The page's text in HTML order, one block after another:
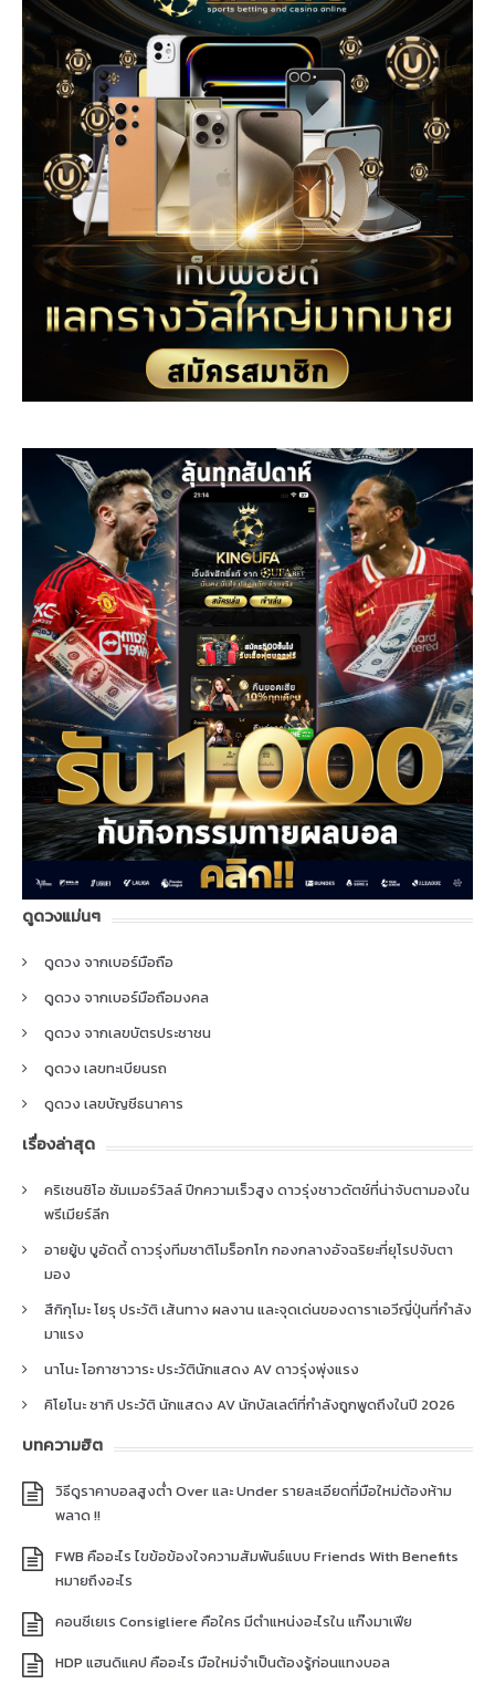
ดูดวงแม่นๆ
ดูดวง จากเบอร์มือถือ
ดูดวง จากเบอร์มือถือมงคล
ดูดวง จากเลขบัตรประชาชน
ดูดวง เลขทะเบียนรถ
ดูดวง เลขบัญชีธนาคาร
เรื่องล่าสุด
คริเซนซิโอ ซัมเมอร์วิลล์ ปีกความเร็วสูง ดาวรุ่งชาวดัตช์ที่น่าจับตามองใน
พรีเมียร์ลีก
อายยู้บ บูอัดดี้ ดาวรุ่งทีมชาติโมร็อกโก กองกลางอัจฉริยะที่ยุโรปจับตา
มอง
สึกิกุโมะ โยรุ ประวัติ เส้นทาง ผลงาน และจุดเด่นของดาราเอวีญี่ปุ่นที่กำลัง
มาแรง
นาโนะ โอกาซาวาระ ประวัตินักแสดง AV ดาวรุ่งพุ่งแรง
คิโยโนะ ซากิ ประวัติ นักแสดง AV นักบัลเลต์ที่กำลังถูกพูดถึงในปี 2026
บทความฮิต
วิธีดูราคาบอลสูงต่ำ Over และ Under รายละเอียดที่มือใหม่ต้องห้าม
พลาด !!
FWB คืออะไร ไขข้อข้องใจความสัมพันธ์แบบ Friends With Benefits
หมายถึงอะไร
คอนซีเยเร Consigliere คือใคร มีตำแหน่งอะไรใน แก๊งมาเฟีย
HDP แฮนดิแคป คืออะไร มือใหม่จำเป็นต้องรู้ก่อนแทงบอล